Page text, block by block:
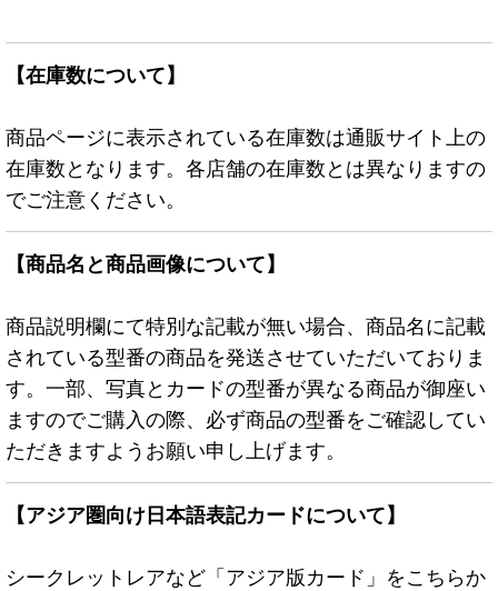
【在庫数について】
商品ページに表示されている在庫数は通販サイト上の
在庫数となります。各店舗の在庫数とは異なりますの
でご注意ください。
【商品名と商品画像について】
商品説明欄にて特別な記載が無い場合、商品名に記載
されている型番の商品を発送させていただいておりま
す。一部、写真とカードの型番が異なる商品が御座い
ますのでご購入の際、必ず商品の型番をご確認してい
ただきますようお願い申し上げます。
【アジア圏向け日本語表記カードについて】
シークレットレアなど「アジア版カード」をこちらか